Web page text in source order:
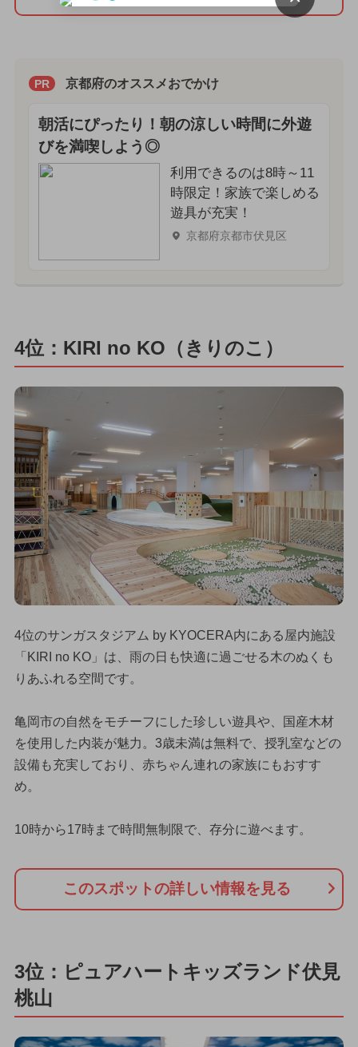
PR 京都府のオススメおでかけ
朝活にぴったり！朝の涼しい時間に外遊
びを満喫しよう◎
利用できるのは8時～11
時限定！家族で楽しめる
遊具が充実！
京都府京都市伏見区
4位：KIRI no KO（きりのこ）
4位のサンガスタジアム by KYOCERA内にある屋内施設
「KIRI no KO」は、雨の日も快適に過ごせる木のぬくも
りあふれる空間です。
亀岡市の自然をモチーフにした珍しい遊具や、国産木材
を使用した内装が魅力。3歳未満は無料で、授乳室などの
設備も充実しており、赤ちゃん連れの家族にもおすす
め。
10時から17時まで時間無制限で、存分に遊べます。
このスポットの詳しい情報を見る
3位：ピュアハートキッズランド伏見
桃山